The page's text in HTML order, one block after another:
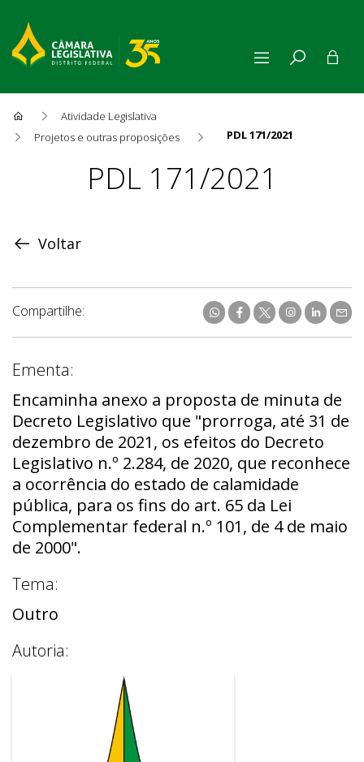
Atividade Legislativa
Projetos e outras proposições
PDL 171/2021
ProposiçãoPDL 171/2021
Voltar
Compartilhe:
Ementa:
Encaminha anexo a proposta de minuta de
Decreto Legislativo que "prorroga, até 31 de
dezembro de 2021, os efeitos do Decreto
Legislativo n.º 2.284, de 2020, que reconhece
a ocorrência do estado de calamidade
pública, para os fins do art. 65 da Lei
Complementar federal n.º 101, de 4 de maio
de 2000".
Tema:
Outro
Autoria: